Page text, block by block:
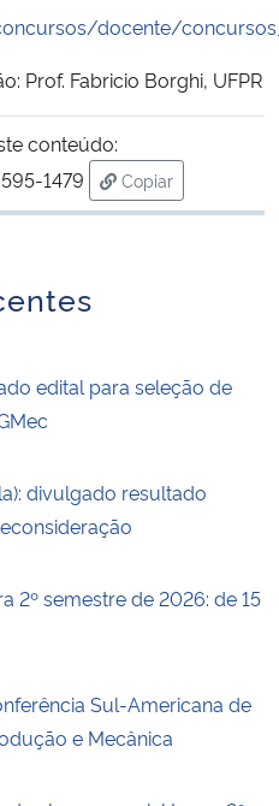
docente/
Prof. Fabricio Borghi, UFPR
conteúdo:
1479
Copiar
para área de
edital para seleção de
divulgado resultado
2º semestre de 2026: de 15
Sul-Americana de
e Mecânica